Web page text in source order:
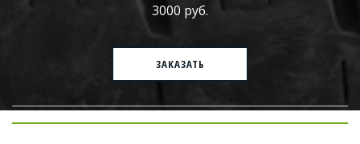
3000 руб.
ЗАКАЗАТЬ